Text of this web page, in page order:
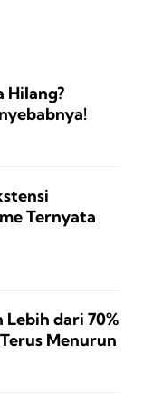
Hilang?
Ternyata
Lebih dari 70%
Menurun